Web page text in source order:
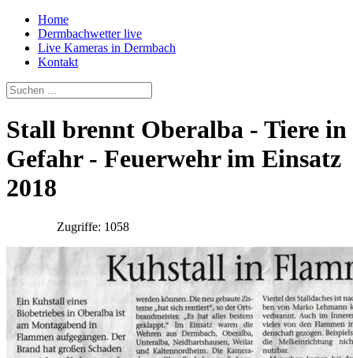
Home
Dermbachwetter live
Live Kameras in Dermbach
Kontakt
Stall brennt Oberalba - Tiere in
Gefahr - Feuerwehr im Einsatz
2018
Zugriffe: 1058